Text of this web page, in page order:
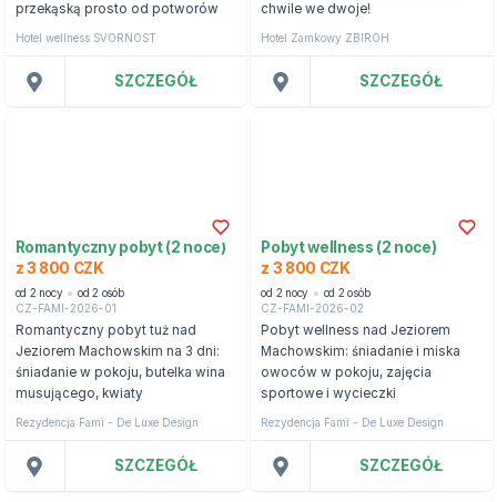
przekąską prosto od potworów
Hotel wellness SVORNOST
SZCZEGÓŁ
chwile we dwoje!
Hotel Zamkowy ZBIROH
SZCZEGÓŁ
Romantyczny pobyt (2 noce)
z 3 800 CZK
od 2 nocy
od 2 osób
CZ-FAMI-2026-01
Romantyczny pobyt tuż nad
Jeziorem Machowskim na 3 dni:
śniadanie w pokoju, butelka wina
musującego, kwiaty
Rezydencja Fami - De Luxe Design
SZCZEGÓŁ
Pobyt wellness (2 noce)
z 3 800 CZK
od 2 nocy
od 2 osób
CZ-FAMI-2026-02
Pobyt wellness nad Jeziorem
Machowskim: śniadanie i miska
owoców w pokoju, zajęcia
sportowe i wycieczki
Rezydencja Fami - De Luxe Design
SZCZEGÓŁ